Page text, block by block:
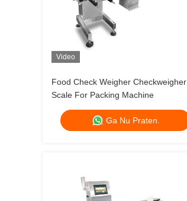
Video
Food Check Weigher Checkweigher
Scale For Packing Machine
Ga Nu Praten.